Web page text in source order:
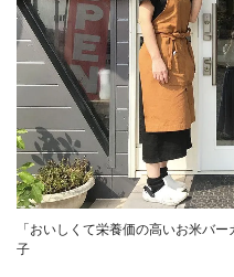
「おいしくて栄養価の高いお米バ
子